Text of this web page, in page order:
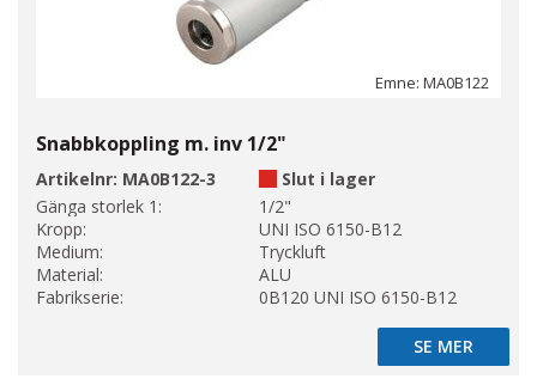
Emne: MA0B122
Snabbkoppling m. inv 1/2"
Artikelnr: MA0B122-3
Slut i lager
Gänga storlek 1:
1/2"
Kropp:
UNI ISO 6150-B12
Medium:
Tryckluft
Material:
ALU
Fabrikserie:
0B120 UNI ISO 6150-B12
SE MER
SE MER